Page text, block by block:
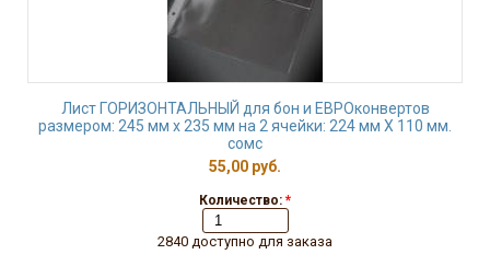
Лист ГОРИЗОНТАЛЬНЫЙ для бон и ЕВРОконвертов
размером: 245 мм х 235 мм на 2 ячейки: 224 мм Х 110 мм.
сомс
55,00 руб.
Количество: *
2840 доступно для заказа